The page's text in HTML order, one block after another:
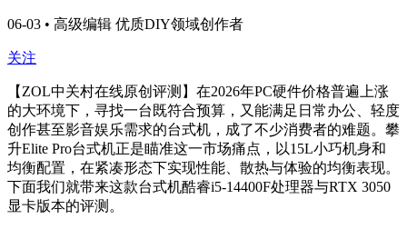
06-03 • 高级编辑 优质DIY领域创作者
关注
【ZOL中关村在线原创评测】在2026年PC硬件价格普遍上涨
的大环境下，寻找一台既符合预算，又能满足日常办公、轻度
创作甚至影音娱乐需求的台式机，成了不少消费者的难题。攀
升Elite Pro台式机正是瞄准这一市场痛点，以15L小巧机身和
均衡配置，在紧凑形态下实现性能、散热与体验的均衡表现。
下面我们就带来这款台式机酷睿i5-14400F处理器与RTX 3050
显卡版本的评测。